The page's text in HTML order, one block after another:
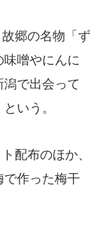
郷の名物「ず
噌やにんに
で出会って
いう。
配布のほか、
で作った梅干